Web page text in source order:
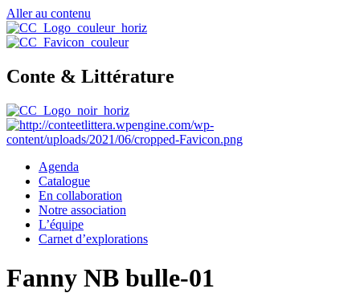
Aller au contenu
Conte & Littérature
Agenda
Catalogue
En collaboration
Notre association
L’équipe
Carnet d’explorations
Fanny NB bulle-01